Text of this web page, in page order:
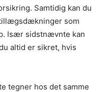
Samtidig kan du
som
Især sidstnævnte kan
altid er sikret, hvis
tegner hos det samme